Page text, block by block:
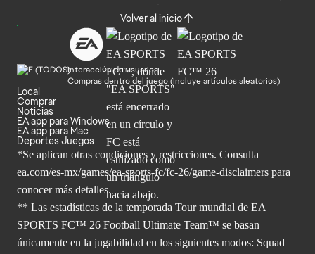
Volver al inicio
Interacción de usuarios
Compras dentro del juego (Incluye artículos aleatorios)
Local
Comprar
Noticias
EA app para Windows
EA app para Mac
Deportes Juegos
*Se aplican otras condiciones y restricciones. Consulta
ea.com/es-mx/games/ea-sports-fc/fc-26/game-disclaimers para
conocer más detalles.
** Las estadísticas de la temporada Tour mundial de EA
SPORTS FC™ 26 Football Ultimate Team™ se basan
únicamente en la jugabilidad en los siguientes modos: Squad